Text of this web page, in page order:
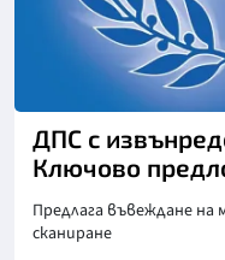
ДПС с
Ключово
Предлага въвеждане
сканиране